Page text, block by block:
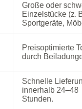
Große oder
Einzelstücke (z.
Sportgeräte,
Preisoptimierte
durch
Schnelle
innerhalb 24–48
Stunden.